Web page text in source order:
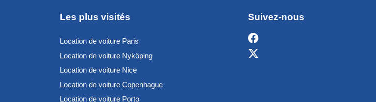
Les plus visités
Location de voiture Paris
Location de voiture Nyköping
Location de voiture Nice
Location de voiture Copenhague
Location de voiture Porto
Suivez-nous